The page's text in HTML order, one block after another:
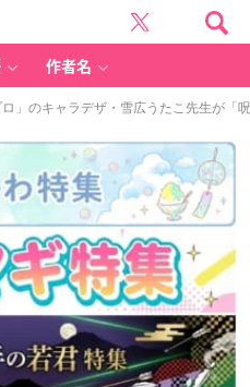
作者名
」のキャラデザ・雪広うたこ先生が「